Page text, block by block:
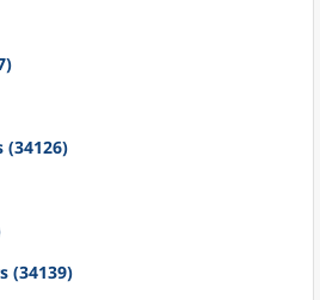
(34126)
(34139)